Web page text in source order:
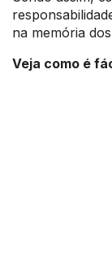
na memória
Veja como é